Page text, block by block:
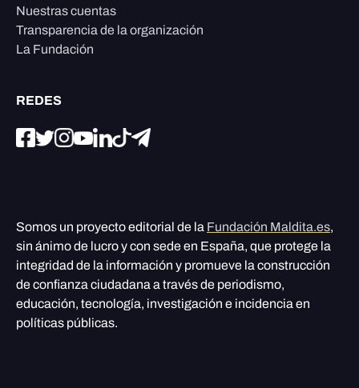
Nuestras cuentas
Transparencia de la organización
La Fundación
REDES
Somos un proyecto editorial de la Fundación Maldita.es,
sin ánimo de lucro y con sede en España, que protege la
integridad de la información y promueve la construcción
de confianza ciudadana a través de periodismo,
educación, tecnología, investigación e incidencia en
políticas públicas.